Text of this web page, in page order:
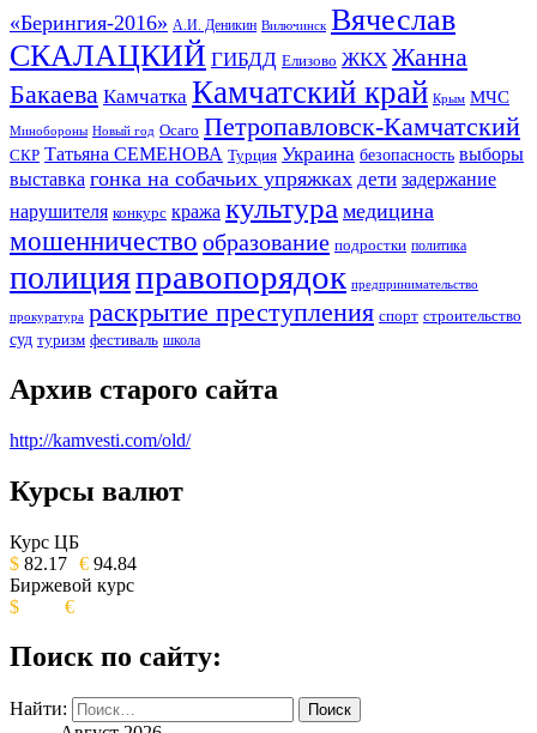
«Берингия-2016» А.И. Деникин Вилючинск Вячеслав
СКАЛАЦКИЙ ГИБДД Елизово ЖКХ Жанна
Бакаева Камчатка Камчатский край Крым МЧС
Минобороны Новый год Осаго Петропавловск-Камчатский
СКР Татьяна СЕМЕНОВА Турция Украина безопасность выборы
выставка гонка на собачьих упряжках дети задержание
нарушителя конкурс кража культура медицина
мошенничество образование подростки политика
полицияправопорядок предпринимательство
прокуратура раскрытие преступления спорт строительство
суд туризм фестиваль школа
Архив старого сайта
http://kamvesti.com/old/
ОБЩЕСТВЕННО-ПОЛИТИЧЕСКОЕ
ИЗДАНИЕ КАМЧАТСКОГО КРАЯ.
Курсы валют
Курс ЦБ
$ 82.17 € 94.84
Биржевой курс
$
€
Поиск по сайту:
Найти: